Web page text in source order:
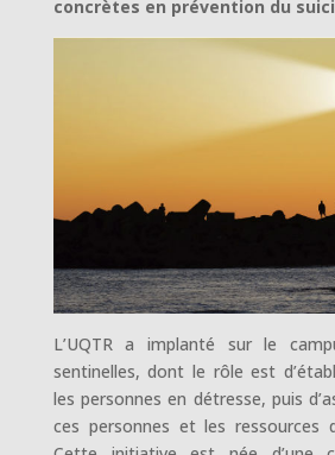
concrètes en prévention du
L’UQTR a implanté sur le
sentinelles, dont le rôle est
les personnes en détresse, puis
ces personnes et les ressources